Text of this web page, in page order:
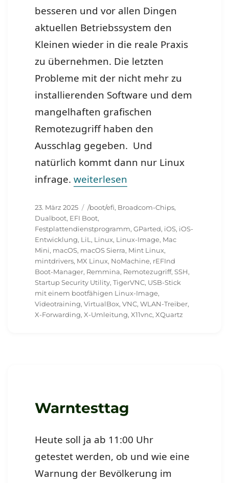
besseren und vor allen Dingen
aktuellen Betriebssystem den
Kleinen wieder in die reale Praxis
zu übernehmen. Die letzten
Probleme mit der nicht mehr zu
installierenden Software und dem
mangelhaften grafischen
Remotezugriff haben den
Ausschlag gegeben. Und
natürlich kommt dann nur Linux
infrage.„Mac mini Rebirth mit Linux“
weiterlesen
Veröffentlicht
am
23. März 2025 Schlagwörter
/boot/efi, Broadcom-Chips,
Dualboot, EFI Boot,
Festplattendienstprogramm,GParted, iOS, iOS-
Entwicklung, LiL , Linux, Linux-Image, Mac
Mini, macOS, macOS Sierra, Mint Linux,
mintdrivers, MX Linux, NoMachine, rEFInd
Boot-Manager, Remmina, Remotezugriff,SSH,
Startup Security Utility,TigerVNC, USB-Stick
mit einem bootfähigen Linux-Image,
Videotraining,VirtualBox,VNC,WLAN-Treiber,
X-Forwarding,X-Umleitung,X11vnc,XQuartz
Warntesttag
Heute soll ja ab 11:00 Uhr
getestet werden, ob und wie eine
Warnung der Bevölkerung im